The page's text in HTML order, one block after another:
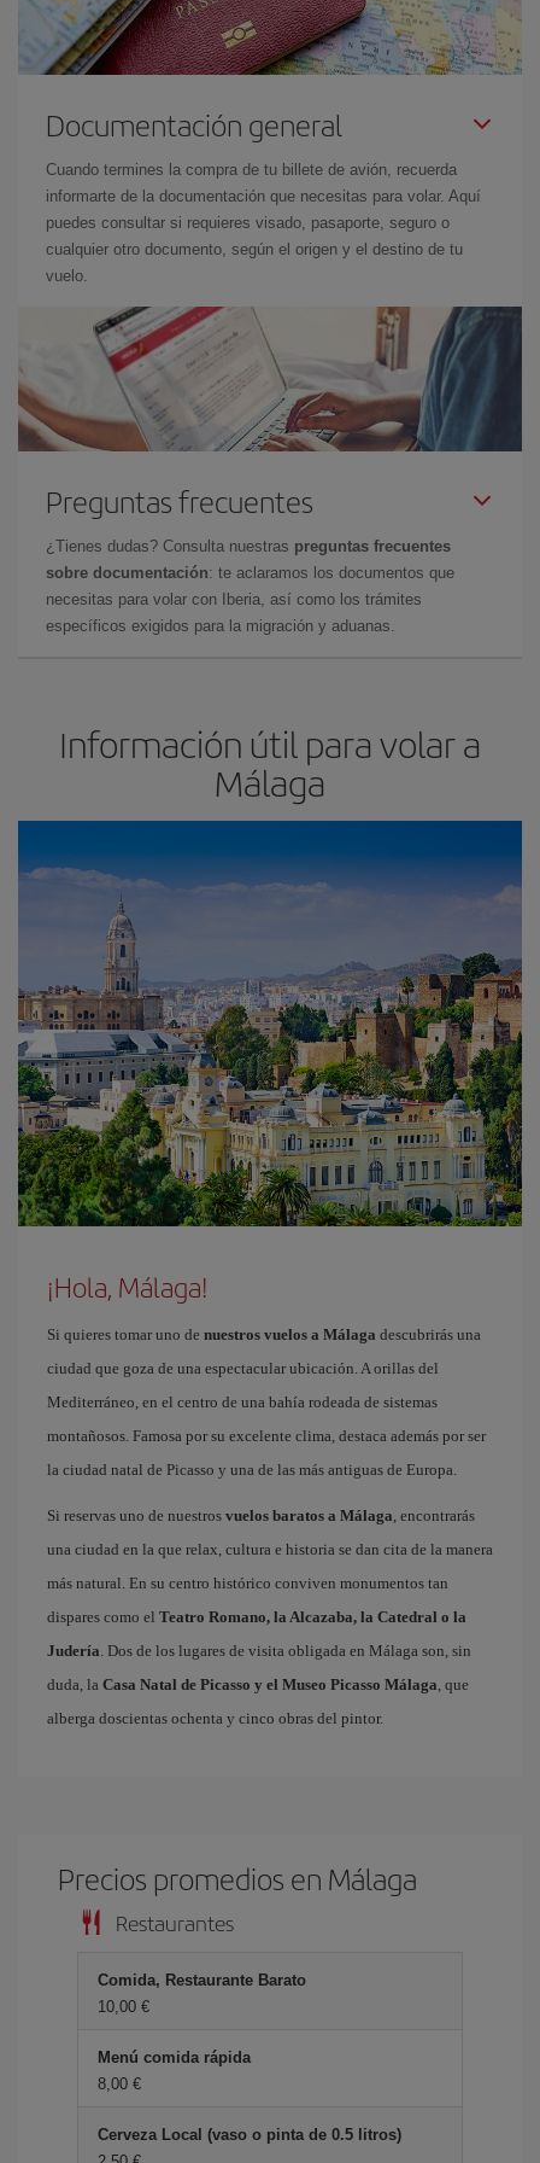
Documentación general
Cuando termines la compra de tu billete de avión, recuerda
informarte de la documentación que necesitas para volar. Aquí
puedes consultar si requieres visado, pasaporte, seguro o
cualquier otro documento, según el origen y el destino de tu
vuelo.
Preguntas frecuentes
¿Tienes dudas? Consulta nuestras preguntas frecuentes
sobre documentación: te aclaramos los documentos que
necesitas para volar con Iberia, así como los trámites
específicos exigidos para la migración y aduanas.
Información útil para volar a
Málaga
¡Hola, Málaga!
Si quieres tomar uno de nuestros vuelos a Málaga descubrirás una
ciudad que goza de una espectacular ubicación. A orillas del
Mediterráneo, en el centro de una bahía rodeada de sistemas
montañosos. Famosa por su excelente clima, destaca además por ser
la ciudad natal de Picasso y una de las más antiguas de Europa.
Si reservas uno de nuestros vuelos baratos a Málaga, encontrarás
una ciudad en la que relax, cultura e historia se dan cita de la manera
más natural. En su centro histórico conviven monumentos tan
dispares como el Teatro Romano, la Alcazaba, la Catedral o la
Judería. Dos de los lugares de visita obligada en Málaga son, sin
duda, la Casa Natal de Picasso y el Museo Picasso Málaga, que
alberga doscientas ochenta y cinco obras del pintor.
Precios promedios en Málaga
Restaurantes
Comida, Restaurante Barato
10,00 €
Menú comida rápida
8,00 €
Cerveza Local (vaso o pinta de 0.5 litros)